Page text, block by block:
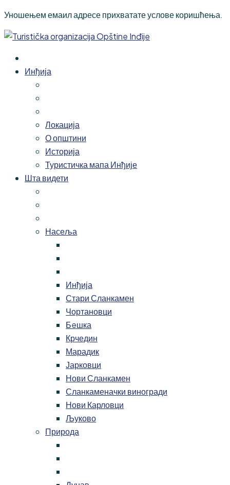
Уношењем емаил адресе прихватате услове коришћења.
Инђија
Локација
О општини
Историја
Туристичка мапа Инђије
Шта видети
Насеља
Инђија
Стари Сланкамен
Чортановци
Бeшка
Крчедин
Марадик
Јарковци
Нови Сланкамен
Сланкаменачки виногради
Нови Карловци
Љуково
Природа